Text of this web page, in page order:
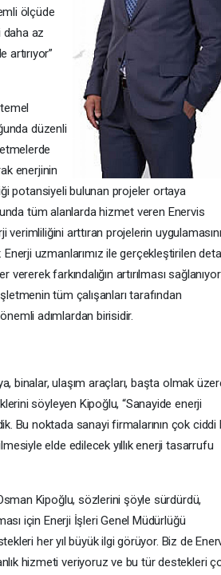
ölçüde
az
artırıyor”
düzenli
enerjinin
potansiyeli bulunan projeler ortaya
tüm alanlarda hizmet veren Enervis
arttıran projelerin uygulamasını
uzmanlarımız ile gerçekleştirilen
farkındalığın artırılması sağlanıyor
tüm çalışanları tarafından
adımlardan birisidir.
binalar, ulaşım araçları, başta olmak
söyleyen Kipoğlu, “Sanayide enerji
Bu noktada sanayi firmalarının çok ciddi
elde edilecek yıllık enerji tasarrufu
Kipoğlu, sözlerini şöyle sürdürdü,
için Enerji İşleri Genel Müdürlüğü
her yıl büyük ilgi görüyor. Biz de
hizmeti veriyoruz ve bu tür destekleri